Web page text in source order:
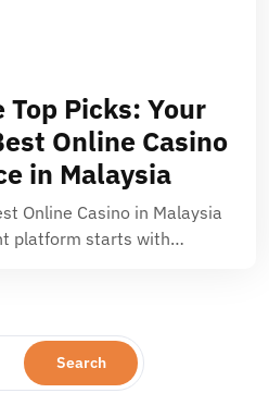
Top Picks: Your
Online Casino
in Malaysia
Online Casino in Malaysia
platform starts with…
Search